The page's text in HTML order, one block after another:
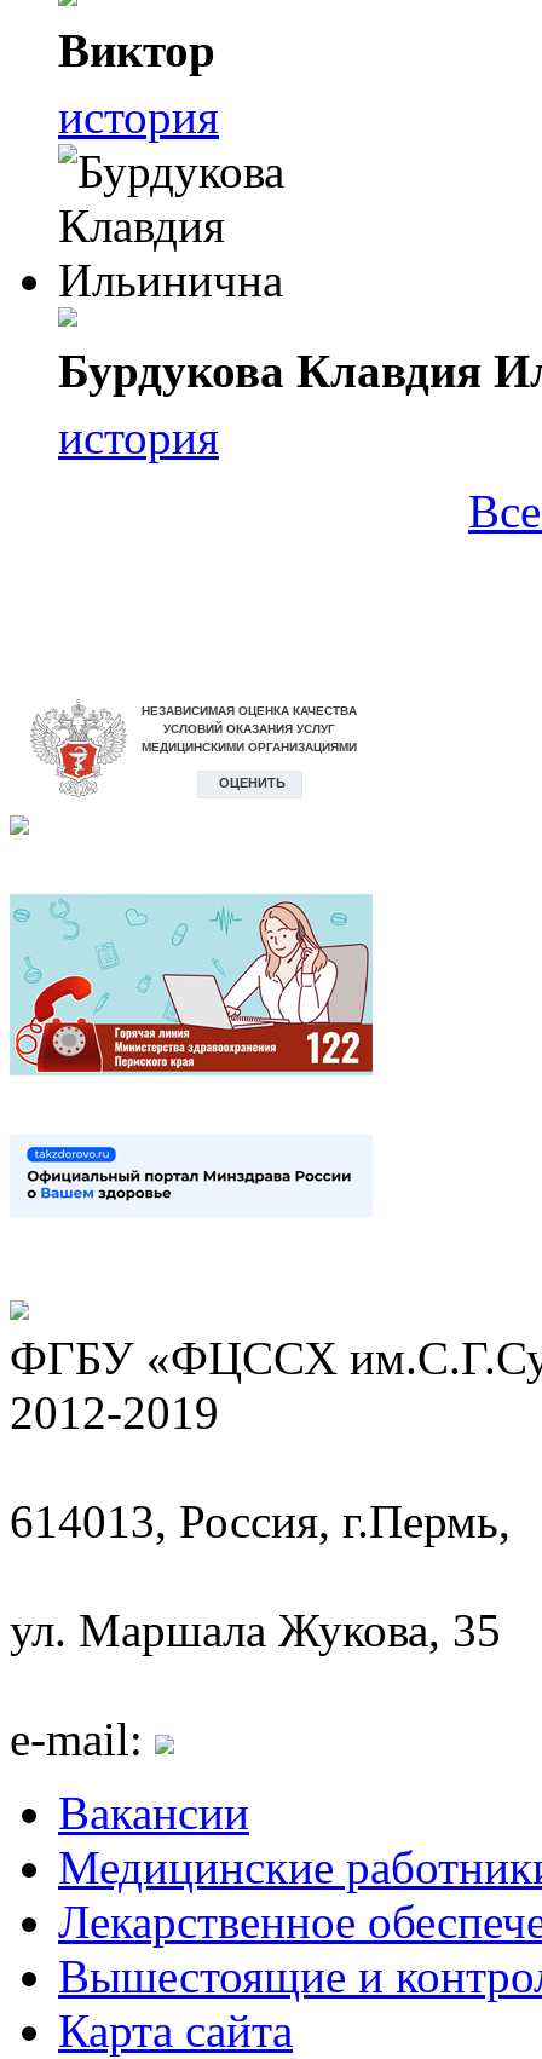
Виктор
история
Бурдукова Клавдия
история
ФГБУ «ФЦССХ
2012-2019
614013, Россия, г.Пермь,
ул. Маршала Жукова, 35
e-mail:
Вакансии
Медицинские
Лекарственное
Вышестоящие и
Карта сайта